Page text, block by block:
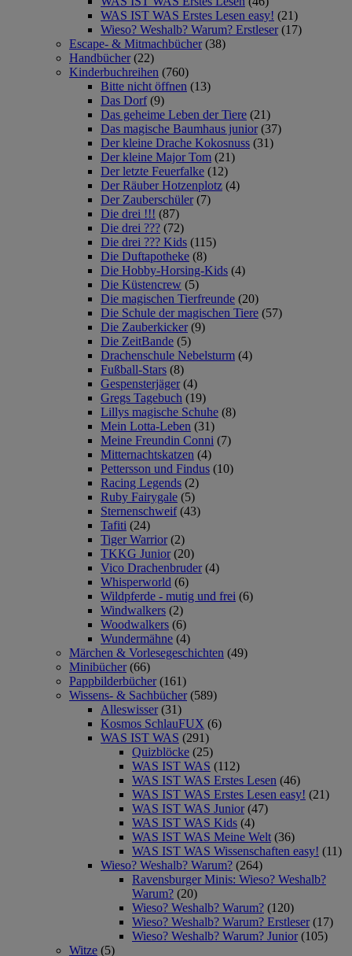
WAS IST WAS Erstes Lesen easy! (21)
Wieso? Weshalb? Warum? Erstleser (17)
Escape- & Mitmachbücher (38)
Handbücher (22)
Kinderbuchreihen (760)
Bitte nicht öffnen (13)
Das Dorf (9)
Das geheime Leben der Tiere (21)
Das magische Baumhaus junior (37)
Der kleine Drache Kokosnuss (31)
Der kleine Major Tom (21)
Der letzte Feuerfalke (12)
Der Räuber Hotzenplotz (4)
Der Zauberschüler (7)
Die drei !!! (87)
Die drei ??? (72)
Die drei ??? Kids (115)
Die Duftapotheke (8)
Die Hobby-Horsing-Kids (4)
Die Küstencrew (5)
Die magischen Tierfreunde (20)
Die Schule der magischen Tiere (57)
Die Zauberkicker (9)
Die ZeitBande (5)
Drachenschule Nebelsturm (4)
Fußball-Stars (8)
Gespensterjäger (4)
Gregs Tagebuch (19)
Lillys magische Schuhe (8)
Mein Lotta-Leben (31)
Meine Freundin Conni (7)
Mitternachtskatzen (4)
Pettersson und Findus (10)
Racing Legends (2)
Ruby Fairygale (5)
Sternenschweif (43)
Tafiti (24)
Tiger Warrior (2)
TKKG Junior (20)
Vico Drachenbruder (4)
Whisperworld (6)
Wildpferde - mutig und frei (6)
Windwalkers (2)
Woodwalkers (6)
Wundermähne (4)
Märchen & Vorlesegeschichten (49)
Minibücher (66)
Pappbilderbücher (161)
Wissens- & Sachbücher (589)
Alleswisser (31)
Kosmos SchlauFUX (6)
WAS IST WAS (291)
Quizblöcke (25)
WAS IST WAS (112)
WAS IST WAS Erstes Lesen (46)
WAS IST WAS Erstes Lesen easy! (21)
WAS IST WAS Junior (47)
WAS IST WAS Kids (4)
WAS IST WAS Meine Welt (36)
WAS IST WAS Wissenschaften easy! (11)
Wieso? Weshalb? Warum? (264)
Ravensburger Minis: Wieso? Weshalb?
Warum? (20)
Wieso? Weshalb? Warum? (120)
Wieso? Weshalb? Warum? Erstleser (17)
Wieso? Weshalb? Warum? Junior (105)
Witze (5)